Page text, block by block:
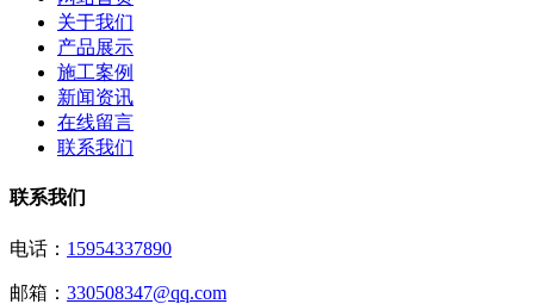
关于我们
产品展示
施工案例
新闻资讯
在线留言
联系我们
联系我们
电话： 15954337890
邮箱： 330508347@qq.com